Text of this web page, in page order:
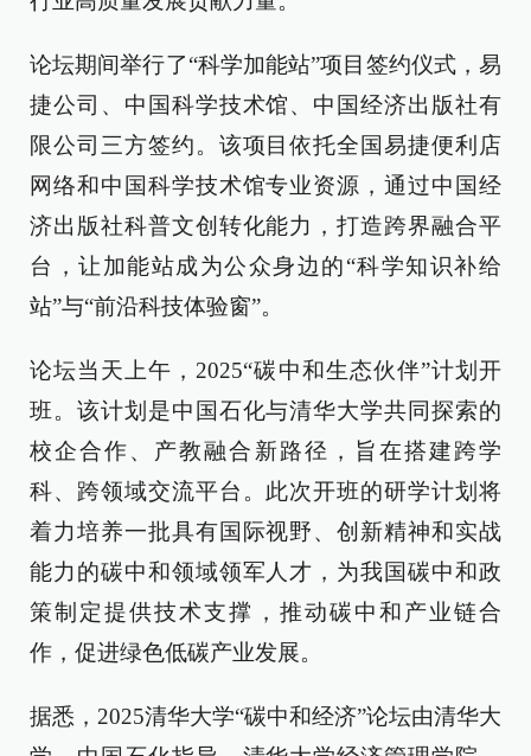
论坛期间举行了“科学加能站”项目签约仪式，易
捷公司、中国科学技术馆、中国经济出版社有
限公司三方签约。该项目依托全国易捷便利店
网络和中国科学技术馆专业资源，通过中国经
济出版社科普文创转化能力，打造跨界融合平
台，让加能站成为公众身边的“科学知识补给
站”与“前沿科技体验窗”。
论坛当天上午，2025“碳中和生态伙伴”计划开
班。该计划是中国石化与清华大学共同探索的
校企合作、产教融合新路径，旨在搭建跨学
科、跨领域交流平台。此次开班的研学计划将
着力培养一批具有国际视野、创新精神和实战
能力的碳中和领域领军人才，为我国碳中和政
策制定提供技术支撑，推动碳中和产业链合
作，促进绿色低碳产业发展。
据悉，2025清华大学“碳中和经济”论坛由清华大